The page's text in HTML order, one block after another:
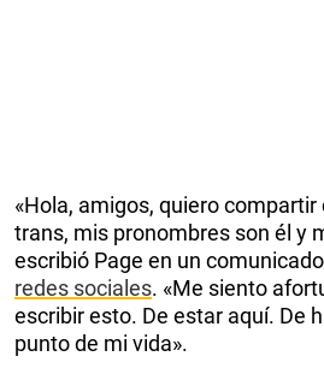
«Hola, amigos, quiero
trans, mis pronombres son él y
escribió Page en un
redes sociales. «Me siento
escribir esto. De estar aquí. De
punto de mi vida».